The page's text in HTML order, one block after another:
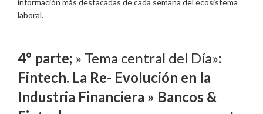
información más destacadas de cada semana del ecosistema
laboral.
4° parte; » Tema central del Día»:
Fintech. La Re- Evolución en la
Industria Financiera » Bancos &